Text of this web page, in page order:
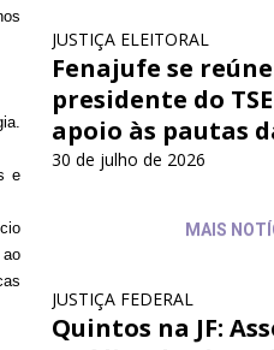
e
JUSTIÇA ELEITORAL
Fenajufe se
presidente do
apoio às pautas
30 de julho de 2026
MAIS
JUSTIÇA FEDERAL
Quintos na JF: